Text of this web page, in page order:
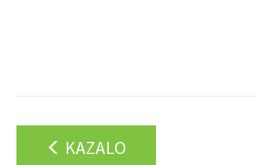
KAZALO